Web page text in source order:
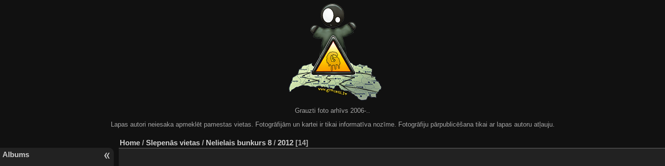
Grauzti foto arhīvs 2006-..
Lapas autori neiesaka apmeklēt pamestas vietas. Fotogrāfijām un kartei ir tikai informatīva nozīme. Fotogrāfiju pārpublicēšana tikai ar lapas autoru atļauju.
Albums
Home / Slepenās vietas / Nelielais bunkurs 8 / 2012 14